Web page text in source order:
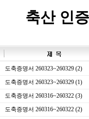
축산 인
도축증명서 260323~260329 (2)
도축증명서 260323~260329 (1)
도축증명서 260316~260322 (3)
도축증명서 260316~260322 (2)